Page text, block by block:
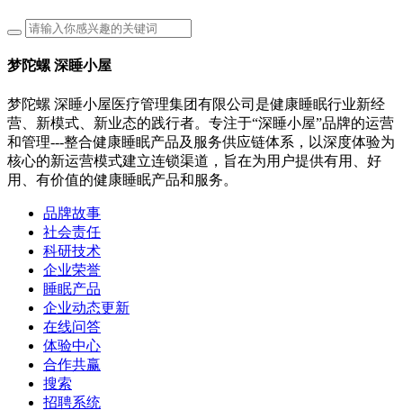
梦陀螺 深睡小屋
梦陀螺 深睡小屋医疗管理集团有限公司是健康睡眠行业新经
营、新模式、新业态的践行者。专注于“深睡小屋”品牌的运营
和管理---整合健康睡眠产品及服务供应链体系，以深度体验为
核心的新运营模式建立连锁渠道，旨在为用户提供有用、好
用、有价值的健康睡眠产品和服务。
品牌故事
社会责任
科研技术
企业荣誉
睡眠产品
企业动态更新
在线问答
体验中心
合作共赢
搜索
招聘系统